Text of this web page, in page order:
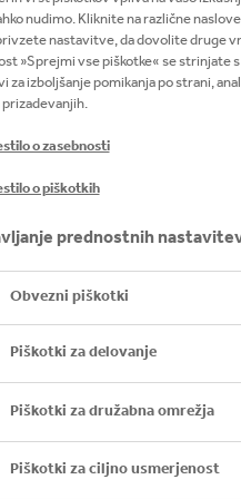
naše neposredne
partnerji v
nudimo. Kliknite na različne
nastavitve, da dovolite druge
»Sprejmi vse piškotke« se strinjate
za izboljšanje pomikanja po strani,
o zasebnosti
o piškotkih
prednostnih
Obvezni piškotki
Piškotki za delovanje
Piškotki za družabna omrežja
Piškotki za ciljno usmerjenost